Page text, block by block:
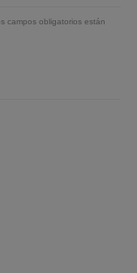
campos obligatorios están